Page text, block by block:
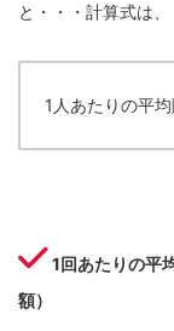
と・・・計算式は
1人あたりの平均
1回あたりの平
額）